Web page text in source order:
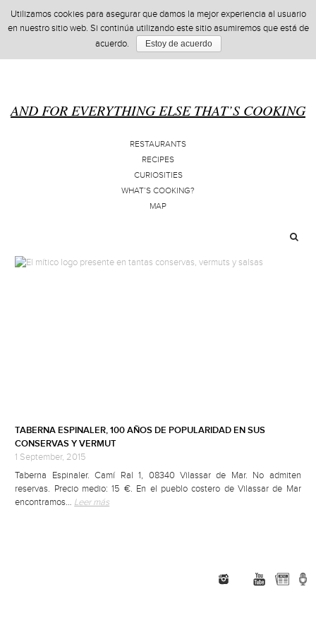
AND FOR EVERYTHING ELSE THAT’S COOKING
RESTAURANTS
RECIPES
CURIOSITIES
WHAT’S COOKING?
MAP
TABERNA ESPINALER, 100 AÑOS DE POPULARIDAD EN SUS
CONSERVAS Y VERMUT
1 September, 2015
Taberna Espinaler. Camí Ral 1, 08340 Vilassar de Mar. No admiten
reservas. Precio medio: 15 €. En el pueblo costero de Vilassar de Mar
encontramos… Leer más
Utilizamos cookies para asegurar que damos la mejor experiencia al usuario
en nuestro sitio web. Si continúa utilizando este sitio asumiremos que está de
acuerdo.
Estoy de acuerdo